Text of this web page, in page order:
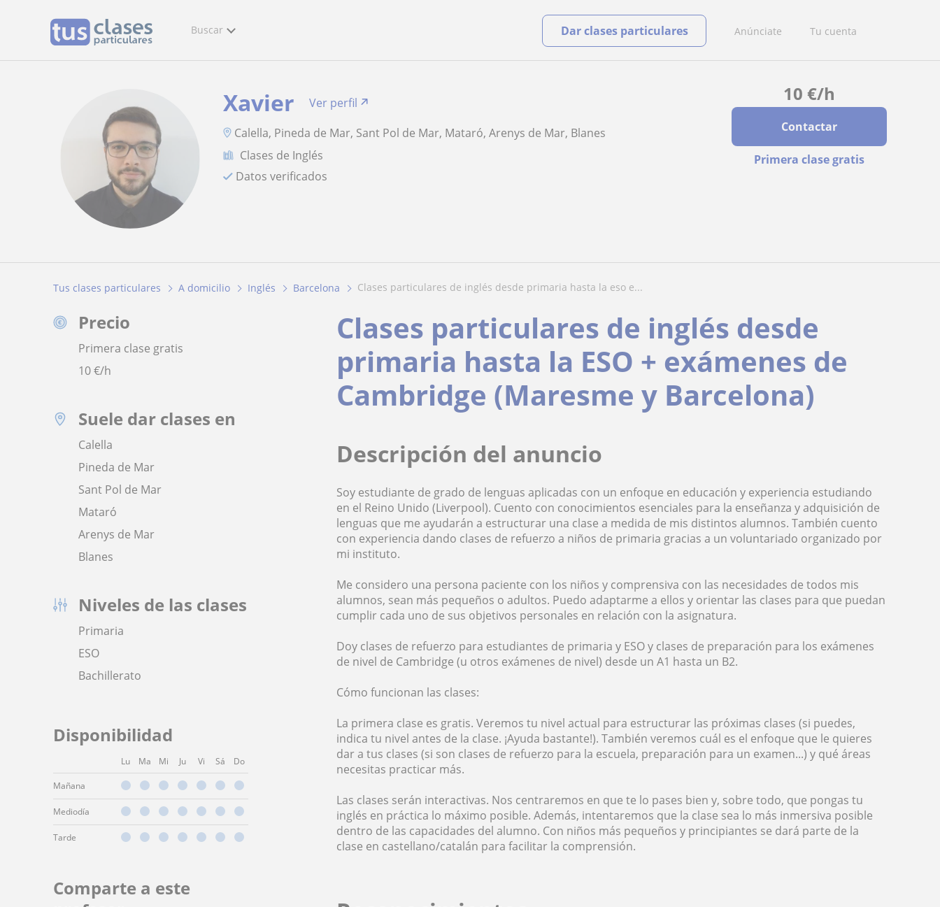
Buscar Anúnciate Tu cuenta
Dar clases particulares
10 €/h
Contactar
Primera clase gratis
Xavier
Ver perfil
Calella, Pineda de Mar, Sant Pol de Mar, Mataró, Arenys de Mar, Blanes
Clases de Inglés
Datos verificados
Tus clases particulares A domicilio Inglés Barcelona clases particulares de inglés desde primaria hasta la eso e...
Precio
Primera clase gratis
10€/h
Suele dar clases en
Calella
Pineda de Mar
Sant Pol de Mar
Mataró
Arenys de Mar
Blanes
Niveles de las clases
Primaria
ESO
Bachillerato
Disponibilidad
Lu Ma Mi Ju Vi Sá Do
Mañana
Mediodía
Tarde
Comparte a este
Clases particulares de inglés desde
primaria hasta la ESO + exámenes de
Cambridge (Maresme y Barcelona)
Descripción del anuncio
Soy estudiante de grado de lenguas aplicadas con un enfoque en educación y experiencia estudiando
en el Reino Unido (Liverpool). Cuento con conocimientos esenciales para la enseñanza y adquisición de
lenguas que me ayudarán a estructurar una clase a medida de mis distintos alumnos. También cuento
con experiencia dando clases de refuerzo a niños de primaria gracias a un voluntariado organizado por
mi instituto.
Me considero una persona paciente con los niños y comprensiva con las necesidades de todos mis
alumnos, sean más pequeños o adultos. Puedo adaptarme a ellos y orientar las clases para que puedan
cumplir cada uno de sus objetivos personales en relación con la asignatura.
Doy clases de refuerzo para estudiantes de primaria y ESO y clases de preparación para los exámenes
de nivel de Cambridge (u otros exámenes de nivel) desde un A1 hasta un B2.
Cómo funcionan las clases:
La primera clase es gratis. Veremos tu nivel actual para estructurar las próximas clases (si puedes,
indica tu nivel antes de la clase. ¡Ayuda bastante!). También veremos cuál es el enfoque que le quieres
dar a tus clases (si son clases de refuerzo para la escuela, preparación para un examen...) y qué áreas
necesitas practicar más.
Las clases serán interactivas. Nos centraremos en que te lo pases bien y, sobre todo, que pongas tu
inglés en práctica lo máximo posible. Además, intentaremos que la clase sea lo más inmersiva posible
dentro de las capacidades del alumno. Con niños más pequeños y principiantes se dará parte de la
clase en castellano/catalán para facilitar la comprensión.